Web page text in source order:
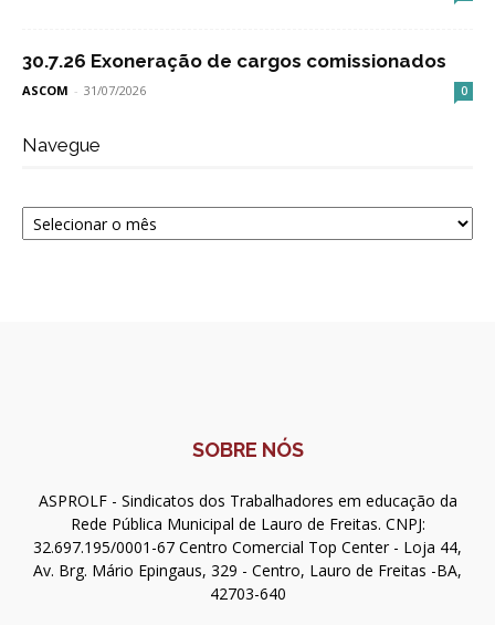
30.7.26 Exoneração de cargos comissionados
ASCOM - 31/07/2026 0
Navegue
Navegue
SOBRE NÓS
ASPROLF - Sindicatos dos Trabalhadores em educação da
Rede Pública Municipal de Lauro de Freitas. CNPJ:
32.697.195/0001-67 Centro Comercial Top Center - Loja 44,
Av. Brg. Mário Epingaus, 329 - Centro, Lauro de Freitas -BA,
42703-640